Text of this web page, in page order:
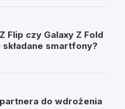
Flip czy Galaxy Z Fold
smartfony?
do wdrożenia